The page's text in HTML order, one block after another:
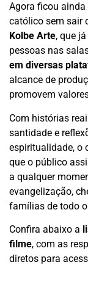
Agora ficou
católico sem sair
Kolbe Arte, que
pessoas nas
em diversas
alcance de
promovem
Com histórias
santidade e
espiritualidade, o
que o público
a qualquer
evangelização,
famílias de todo
Confira abaixo a
filme, com as
diretos para